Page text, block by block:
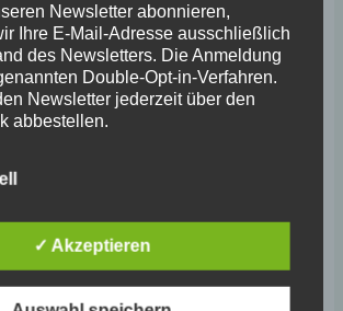
erst nach eine Abkühlzeit von
Minuten möglich.
in Tenniskleidung und mit
(Asche) gespielt werden.
der Plätze geht das Mitglied
zur ordnungsgemäßen
Newsletter abonnieren,
Ihre E-Mail-Adresse ausschließlich
des Newsletters. Die Anmeldung
Double-Opt-in-Verfahren.
Newsletter jederzeit über den
abbestellen.
nutzerfreundlicher und
Sie können die Speicherung
oder deaktivieren.
✓ Akzeptieren